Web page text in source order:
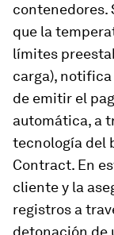
contenedores.
que la
límites
carga), notifica
de emitir el
automática, a
tecnología del
Contract. En
cliente y la
registros a
detonación de